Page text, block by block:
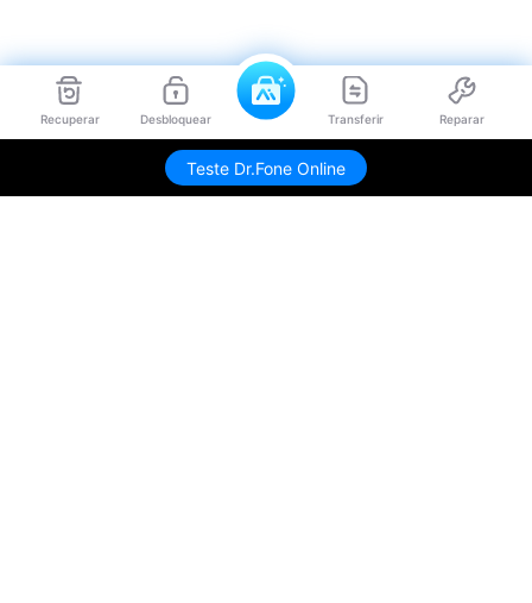
Recuperar Desbloquear Transferir Reparar
Teste Dr.Fone Online